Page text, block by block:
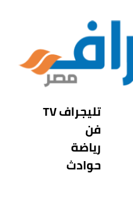
تليجراف TV
فن
رياضة
حوادث